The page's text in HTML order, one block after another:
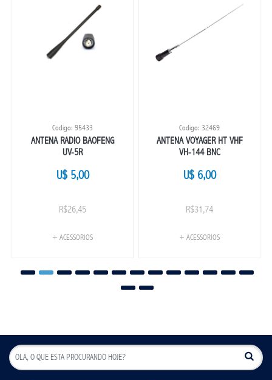
Codigo: 95433
ANTENA RADIO BAOFENG
UV-5R
U$ 5,00
R$26,45
+ ACESSORIOS
Codigo: 32469
ANTENA VOYAGER HT VHF
VH-144 BNC
U$ 6,00
R$31,74
+ ACESSORIOS